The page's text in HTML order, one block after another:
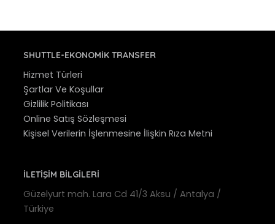
SHUTTLE-EKONOMIK TRANSFER
Hizmet Türleri
Şartlar Ve Koşullar
Gizlilik Politikası
Online Satış Sözleşmesi
Kişisel Verilerin İşlenmesine İlişkin Rıza Metni
İLETİŞİM BİLGİLERİ
Güzelyurt mah. Lara Cd 41/3 Aksu / Antalya /
Türkiye